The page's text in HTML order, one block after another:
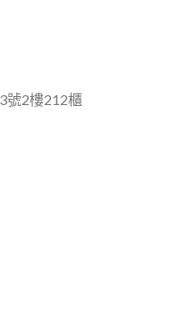
號2樓212櫃